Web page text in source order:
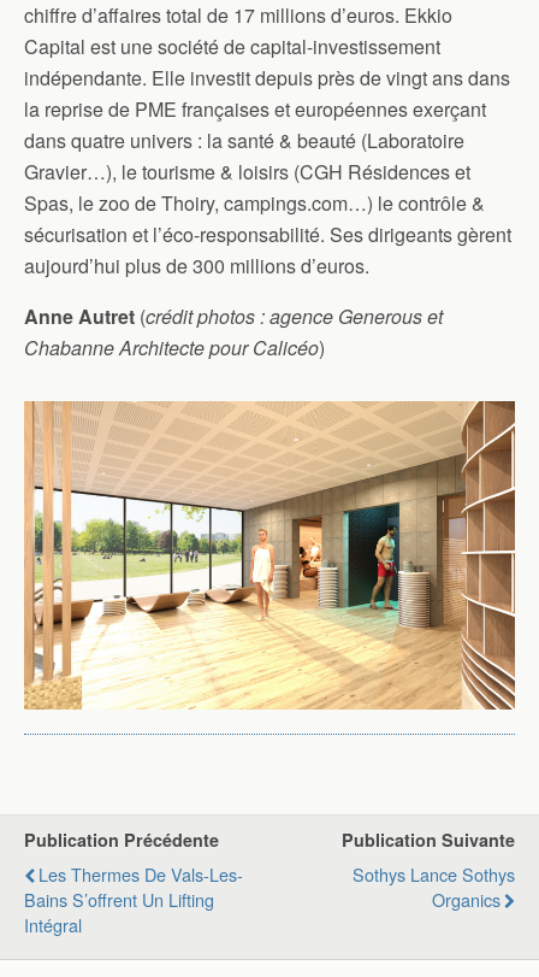
chiffre d’affaires total de 17 millions d’euros. Ekkio
Capital est une société de capital-investissement
indépendante. Elle investit depuis près de vingt ans dans
la reprise de PME françaises et européennes exerçant
dans quatre univers : la santé & beauté (Laboratoire
Gravier…), le tourisme & loisirs (CGH Résidences et
Spas, le zoo de Thoiry, campings.com…) le contrôle &
sécurisation et l’éco-responsabilité. Ses dirigeants gèrent
aujourd’hui plus de 300 millions d’euros.
Anne Autret (crédit photos : agence Generous et
Chabanne Architecte pour Calicéo)
Publication Précédente
Les Thermes De Vals-Les-
Bains S’offrent Un Lifting
Intégral
Publication Suivante
Sothys Lance Sothys
Organics